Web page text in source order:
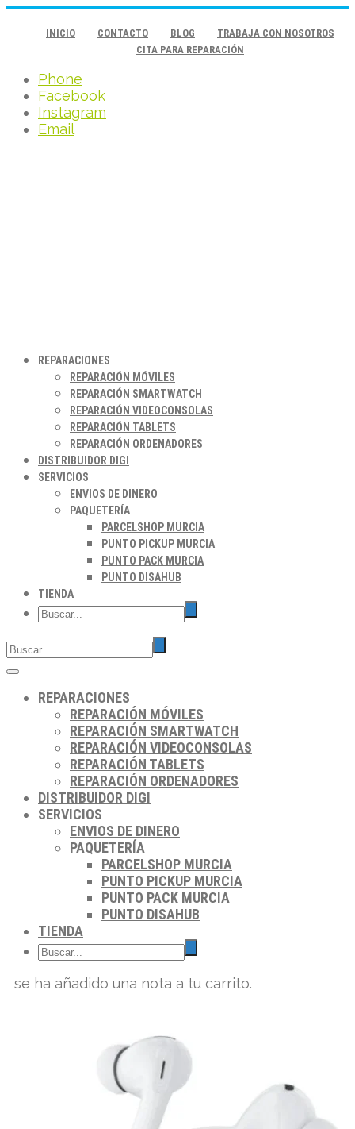
INICIO CONTACTO BLOG
TRABAJA CON NOSOTROS
CITA PARA REPARACIÓN
Phone
Facebook
Instagram
Email
REPARACIONES
REPARACIÓN MÓVILES
REPARACIÓN SMARTWATCH
REPARACIÓN VIDEOCONSOLAS
REPARACIÓN TABLETS
REPARACIÓN ORDENADORES
DISTRIBUIDOR DIGI
SERVICIOS
ENVIOS DE DINERO
PAQUETERÍA
PARCELSHOP MURCIA
PUNTO PICKUP MURCIA
PUNTO PACK MURCIA
PUNTO DISAHUB
TIENDA
REPARACIONES
REPARACIÓN MÓVILES
REPARACIÓN SMARTWATCH
REPARACIÓN VIDEOCONSOLAS
REPARACIÓN TABLETS
REPARACIÓN ORDENADORES
DISTRIBUIDOR DIGI
SERVICIOS
ENVIOS DE DINERO
PAQUETERÍA
PARCELSHOP MURCIA
PUNTO PICKUP MURCIA
PUNTO PACK MURCIA
PUNTO DISAHUB
TIENDA
se ha añadido una nota a tu carrito.